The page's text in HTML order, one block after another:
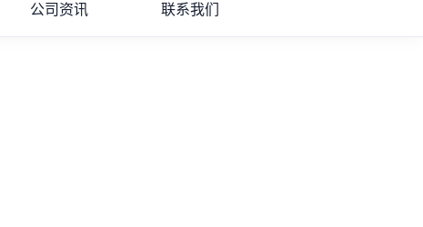
公司资讯 联系我们